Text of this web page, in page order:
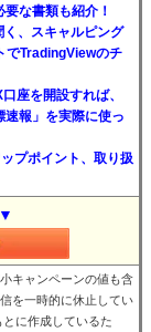
な書類も紹介！
、スキャルピング
でTradingViewのチ
座を開設すれば、
報」を実際に使っ
プポイント、取り扱
キャンペーンの値も含
を一時的に休止してい
に作成しているた